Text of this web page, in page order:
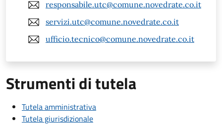
responsabile.utc@comune.novedrate.co.it
servizi.utc@comune.novedrate.co.it
ufficio.tecnico@comune.novedrate.co.it
Strumenti di tutela
Tutela amministrativa
Tutela giurisdizionale